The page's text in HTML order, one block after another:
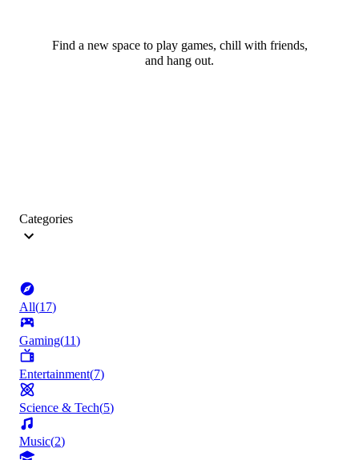
Find a new space to play games, chill with friends,
and hang out.
Categories
All(17)
Gaming(11)
Entertainment(7)
Science & Tech(5)
Music(2)